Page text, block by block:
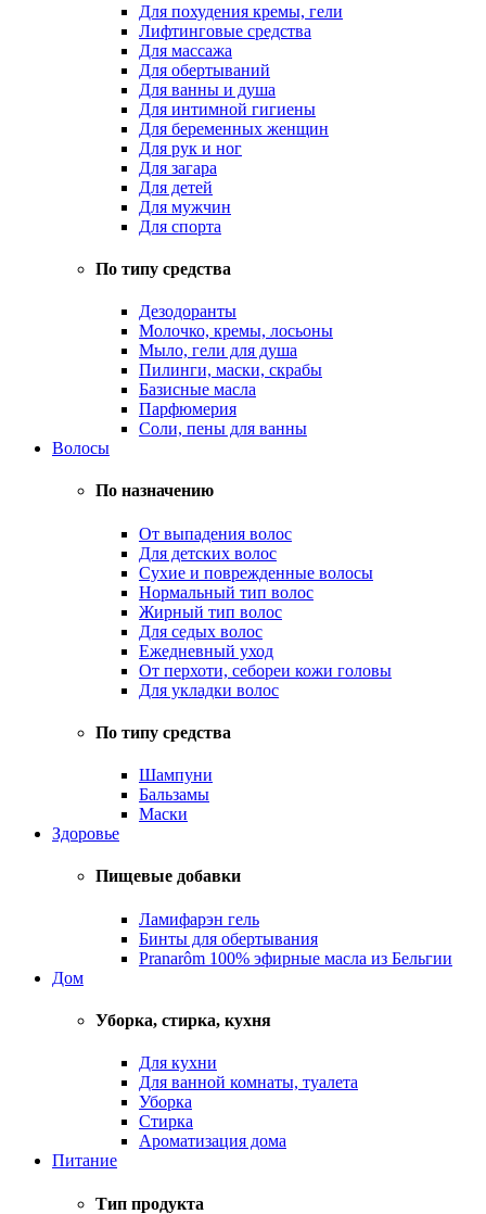
Для похудения кремы, гели
Лифтинговые средства
Для массажа
Для обертываний
Для ванны и душа
Для интимной гигиены
Для беременных женщин
Для рук и ног
Для загара
Для детей
Для мужчин
Для спорта
По типу средства
Дезодоранты
Молочко, кремы, лосьоны
Мыло, гели для душа
Пилинги, маски, скрабы
Базисные масла
Парфюмерия
Соли, пены для ванны
Волосы
По назначению
От выпадения волос
Для детских волос
Сухие и поврежденные волосы
Нормальный тип волос
Жирный тип волос
Для седых волос
Ежедневный уход
От перхоти, себореи кожи головы
Для укладки волос
По типу средства
Шампуни
Бальзамы
Маски
Здоровье
Пищевые добавки
Ламифарэн гель
Бинты для обертывания
Pranarôm 100% эфирные масла из Бельгии
Дом
Уборка, стирка, кухня
Для кухни
Для ванной комнаты, туалета
Уборка
Стирка
Ароматизация дома
Питание
Тип продукта